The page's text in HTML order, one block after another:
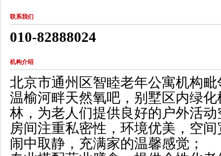
联系我们
010-82888024
机构介绍
北京市通州区智睦老年公寓机构
温榆河畔天然氧吧，别墅区内绿
林，为老人们提供良好的户外活
房间注重私密性，环境优美，空
闹中取静，充满家的温馨感觉；